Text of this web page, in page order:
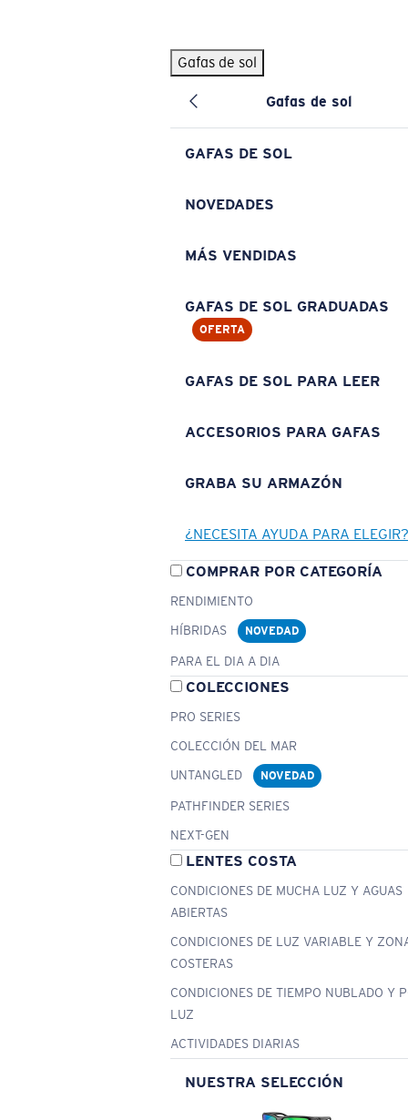
Gafas de sol
Gafas de sol
GAFAS DE SOL
NOVEDADES
MÁS VENDIDAS
GAFAS DE SOL GRADUADAS
OFERTA
GAFAS DE SOL PARA LEER
ACCESORIOS PARA GAFAS
GRABA SU ARMAZÓN
¿NECESITA AYUDA PARA ELEGIR?
COMPRAR POR CATEGORÍA
RENDIMIENTO
HÍBRIDAS
NOVEDAD
PARA EL DIA A DIA
COLECCIONES
PRO SERIES
COLECCIÓN DEL MAR
UNTANGLED
NOVEDAD
PATHFINDER SERIES
NEXT-GEN
LENTES COSTA
CONDICIONES DE MUCHA LUZ Y AGUAS
ABIERTAS
CONDICIONES DE LUZ VARIABLE Y
COSTERAS
CONDICIONES DE TIEMPO NUBLADO Y
LUZ
ACTIVIDADES DIARIAS
NUESTRA SELECCIÓN
BÚSQUEDAS POPULARES
Pilothouse PRO Limited Edition Pack Exclusivo
Gafas de sol personalizadas
Los más vendidos de gafas de sol